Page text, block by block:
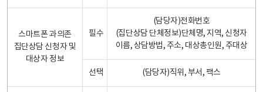
스마트폰 과의존
집단상담 신청자 및
대상자 정보
필수
(담당자)전화번호
(집단상담 단체정보)단체명, 지역, 신청자
이름, 상담방법, 주소, 대상총인원, 주대상
선택 (담당자)직위, 부서, 팩스